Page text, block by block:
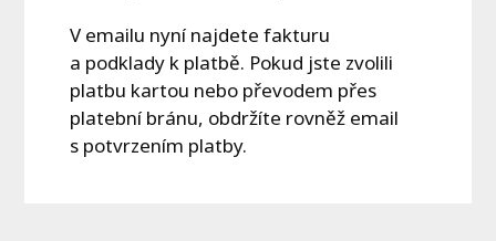
V emailu nyní najdete fakturu
a podklady k platbě. Pokud jste zvolili
platbu kartou nebo převodem přes
platební bránu, obdržíte rovněž email
s potvrzením platby.